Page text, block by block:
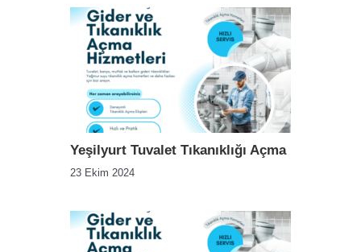
Yeşilyurt Tuvalet Tıkanıklığı Açma
23 Ekim 2024